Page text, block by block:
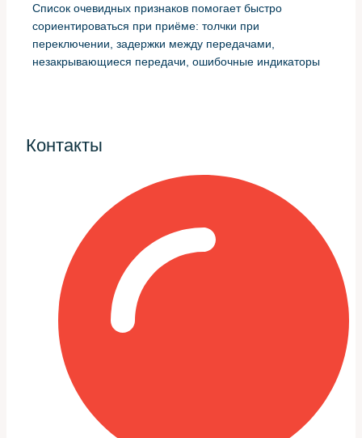
Список очевидных признаков помогает быстро
сориентироваться при приёме: толчки при
переключении, задержки между передачами,
незакрывающиеся передачи, ошибочные индикаторы
Первичный осмотр включает проверку внешнего
целостности проводки и разъёмов блока управления.
Простая визуальная проверка экономит время и
иногда показывает причину, например течь из-под
сальника или повреждение разъёма.
Таблица: симптомы и вероятные
причины
Симптом
Рывки при
трогании с места
Задержка при
Контакты